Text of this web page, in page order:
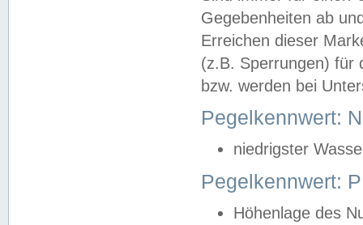
Gegebenheiten ab
Erreichen dieser
(z.B. Sperrungen) für
bzw. werden bei
Pegelkennwert:
niedrigster
Pegelkennwert:
Höhenlage des